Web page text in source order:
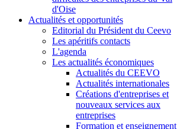
d'Oise
Actualités et opportunités
Editorial du Président du Ceevo
Les apéritifs contacts
L'agenda
Les actualités économiques
Actualités du CEEVO
Actualités internationales
Créations d'entreprises et
nouveaux services aux
entreprises
Formation et enseignement